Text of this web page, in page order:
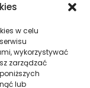
w celu
wykorzystywać
zarządzać
lub
w całości